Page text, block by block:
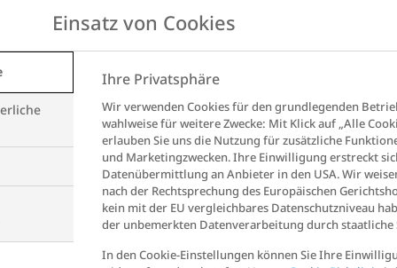
der schnellen Gewichtszunahme kamen auch
in dem Alter richtig verletzen. Es ist nun mal so:
hast du Übergewicht, gucken die Leute auf die
Pommes mit Blicken ab.
Mein Übergewicht habe
akzeptiert. Ich habe
schuld daran und
Weg da raus.
Einsatz von Cookies
Ihre Privatsphäre
Wir verwenden Cookies für den grundlegenden
wahlweise für weitere Zwecke: Mit Klick auf „Alle
erlauben Sie uns die Nutzung für zusätzliche
und Marketingzwecken. Ihre Einwilligung erstreckt
Datenübermittlung an Anbieter in den USA. Wir
nach der Rechtsprechung des Europäischen
kein mit der EU vergleichbares Datenschutzniveau
der unbemerkten Datenverarbeitung durch staatliche
In den Cookie-Einstellungen können Sie Ihre